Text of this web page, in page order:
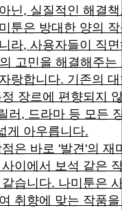
닌, 실질적인 해결
툰은 방대한 양의
라, 사용자들이 직
고민을 해결해주는
랑합니다. 기존의
장르에 편향되지
러, 드라마 등 모든
게 아우릅니다.
은 바로 '발견'의 재
이에서 보석 같은
습니다. 나미툰은
취향에 맞는 작품